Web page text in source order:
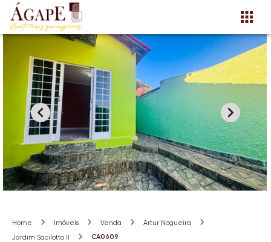
Home Imóveis Venda
Artur Nogueira
Jardim Sacilotto II
CA0609